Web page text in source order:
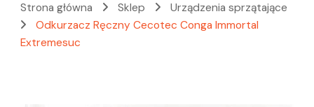
Strona główna Sklep
Urządzenia sprzątające
Odkurzacz Ręczny Cecotec Conga Immortal
Extremesuc